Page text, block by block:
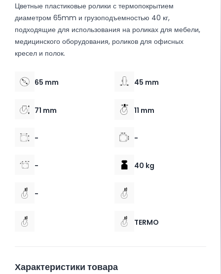
Цветные пластиковые ролики с термопокрытием
диаметром 65mm и грузоподъемностью 40 кг,
подходящие для использования на роликах для мебели,
медицинского оборудования, роликов для офисных
кресел и полок.
65 mm 45 mm
71 mm 11 mm
- -
- 40 kg
-
TERMO
Характеристики товара